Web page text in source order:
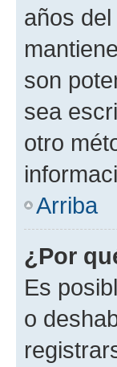
años
son
sea
otro
Arriba
¿Por
Es
o